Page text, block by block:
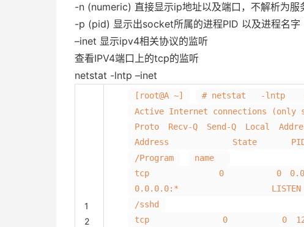
-n (numeric) 直接显示ip地址以及端口，不解析为服
-p (pid) 显示出socket所属的进程PID 以及进程名字
–inet 显示ipv4相关协议的监听
查看IPV4端口上的tcp的监听
netstat -lntp –inet
1
2
[root@A ~]
# netstat -lntp
Active Internet connections (only
Proto Recv-Q Send-
Address State
/Program
name
tcp 0 0
0.0.0.0:* LISTEN
/sshd
tcp 0 0